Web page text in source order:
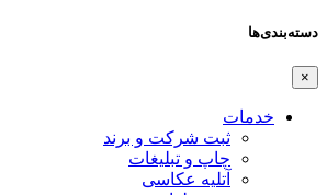
دسته‌بندی‌ها
×
خدمات
ثبت شرکت و برند
چاپ و تبلیغات
آتلیه عکاسی